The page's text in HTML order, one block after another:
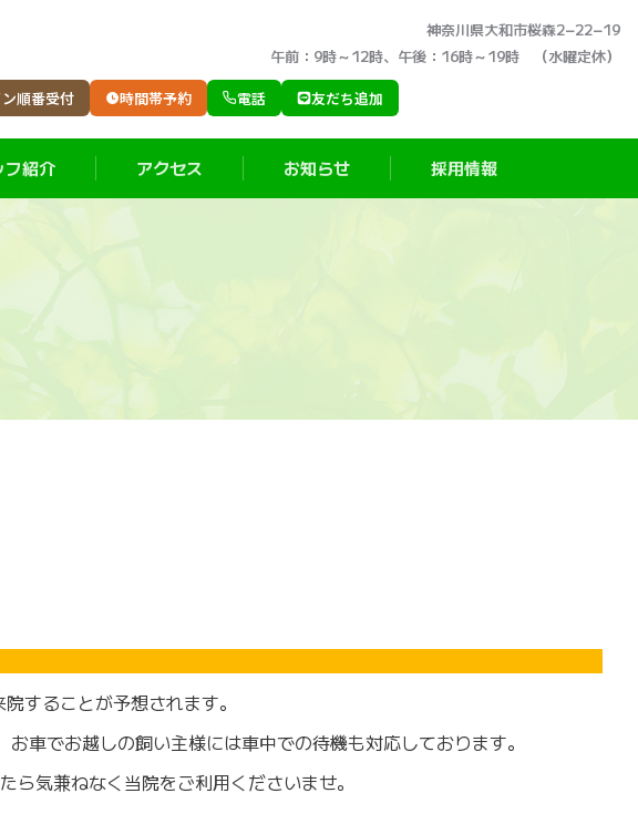
神奈川県大和市桜森2−22−19
午前：9時～12時、午後：16時～19時 （水曜定休）
順番受付 時間帯予約 電話 友だち追加
フ紹介 アクセス お知らせ 採用情報
することが予想されます。
車でお越しの飼い主様には車中での待機も対応しております。
気兼ねなく当院をご利用くださいませ。